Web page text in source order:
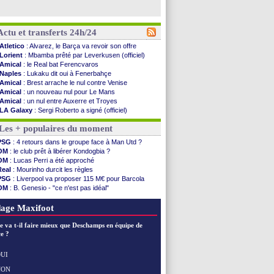
et transferts 24h/24
Atletico : Alvarez, le Barça va revoir son offre
Lorient : Mbamba prêté par Leverkusen (officiel)
Amical : le Real bat Ferencvaros
Naples : Lukaku dit oui à Fenerbahçe
Amical : Brest arrache le nul contre Venise
Amical : un nouveau nul pour Le Mans
Amical : un nul entre Auxerre et Troyes
LA Galaxy : Sergi Roberto a signé (officiel)
Amical: Angers fait tomber Lorient
Amical : le Paris FC corrigé par Mayence
Amical: Rennes encore battu par Brentford
Amical : Paris SG 1-1 Man Utd (fini)
Barça : De Jong menacé par l’arrivée de...
Atletico: Simeone ferme la porte pour Alvarez
Amical: Lens battu par Sunderland avant le ...
Nottingham: O. Diomande arrive pour 40 M€
Amical: Strasbourg s'incline encore
Lens : Ganiou prolongé jusqu'en 2030 (officiel)
: Paris SG-Man Utd, les compos
Amical
Amical
+ populaires du moment
: 4 retours dans le groupe face à Man Utd ?
: le club prêt à libérer Kondogbia ?
: Lucas Perri a été approché
: Mourinho durcit les règles
: Liverpool va proposer 115 M€ pour Barcola
: B. Genesio - "ce n'est pas idéal"
: Côme pousse pour Gouiri
Maxifoot
va t-il faire mieux que Deschamps en équipe de
?